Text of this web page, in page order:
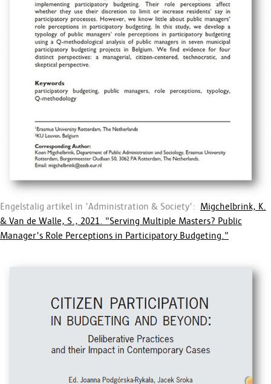
Engelstalig artikel in 'Administration & Society': Migchelbrink, K.
& Van de Walle, S., 2021. "Serving Multiple Masters? Public
Manager's Role Perceptions in Participatory Budgeting."